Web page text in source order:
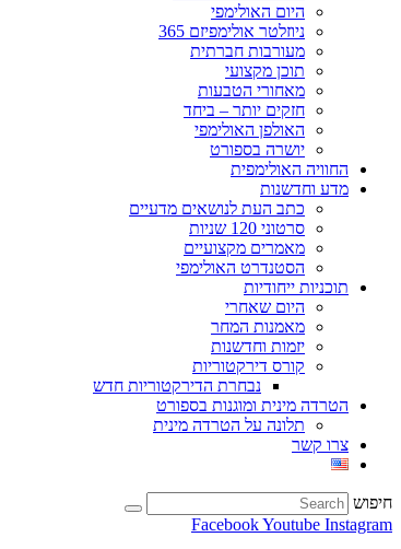
היום האולימפי
ניוזלטר אולימפיזם 365
מעורבות חברתית
תוכן מקצועי
מאחורי הטבעות
חזקים יותר – ביחד
האולפן האולימפי
יושרה בספורט
החוויה האולימפית
מדע וחדשנות
כתב העת לנושאים מדעיים
סרטוני 120 שניות
מאמרים מקצועיים
הסטנדרט האולימפי
תוכניות ייחודיות
היום שאחרי
מאמנות המחר
יזמות וחדשנות
קורס דירקטוריות
נבחרת הדירקטוריות חדש
הטרדה מינית ומוגנות בספורט
תלונה על הטרדה מינית
צרו קשר
חיפוש
FacebookYoutube Instagram